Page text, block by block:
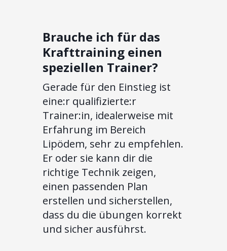
Brauche ich für das
Krafttraining einen
speziellen Trainer?
Gerade für den Einstieg ist
eine:r qualifizierte:r
Trainer:in, idealerweise mit
Erfahrung im Bereich
Lipödem, sehr zu empfehlen.
Er oder sie kann dir die
richtige Technik zeigen,
einen passenden Plan
erstellen und sicherstellen,
dass du die übungen korrekt
und sicher ausführst.